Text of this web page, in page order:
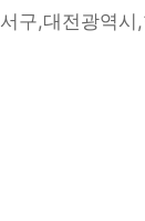
구,대전광역시